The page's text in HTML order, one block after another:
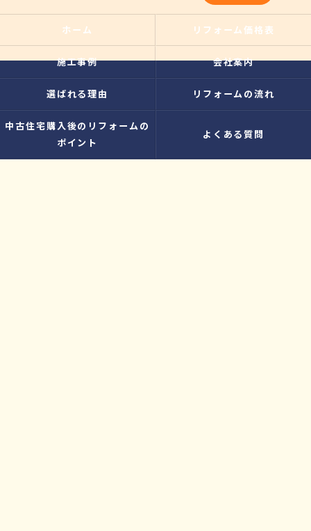
ホーム リフォーム価格表
施工事例 会社案内
選ばれる理由 リフォームの流れ
中古住宅購入後のリフォームの
ポイント
よくある質問